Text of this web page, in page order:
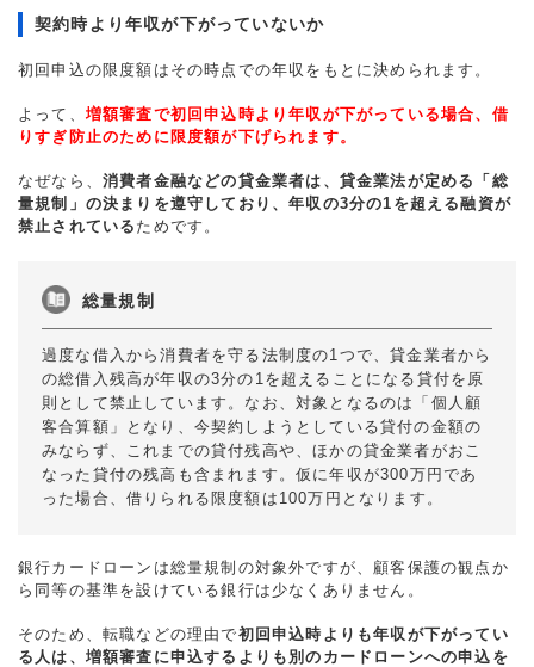
契約時より年収が下がっていないか
初回申込の限度額はその時点での年収をもとに決められます。
よって、 増額審査で初回申込時より年収が下がっている場合、借
りすぎ防止のために限度額が下げられます。
なぜなら、 消費者金融などの貸金業者は、貸金業法が定める「総
量規制」の決まりを遵守しており、年収の3分の1を超える融資が
禁止されている ためです。
総量規制
過度な借入から消費者を守る法制度の1つで、貸金業者から
の総借入残高が年収の3分の1を超えることになる貸付を原
則として禁止しています。なお、対象となるのは「個人顧
客合算額」となり、今契約しようとしている貸付の金額の
みならず、これまでの貸付残高や、ほかの貸金業者がおこ
なった貸付の残高も含まれます。仮に年収が300万円であ
った場合、借りられる限度額は100万円となります。
銀行カードローンは総量規制の対象外ですが、顧客保護の観点か
ら同等の基準を設けている銀行は少なくありません。
そのため、転職などの理由で初回申込時よりも年収が下がってい
る人は、増額審査に申込するよりも別のカードローンへの申込を